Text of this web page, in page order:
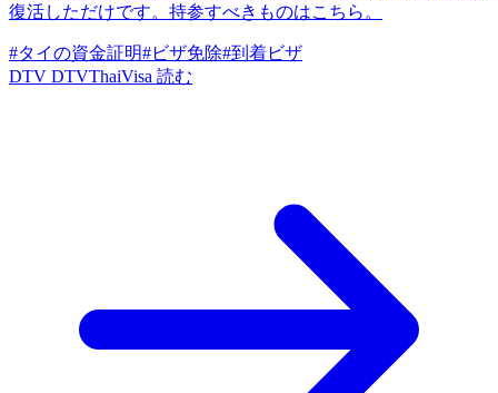
復活しただけです。持参すべきものはこちら。
#タイの資金証明#ビザ免除#到着ビザ
DTV DTVThaiVisa 読む